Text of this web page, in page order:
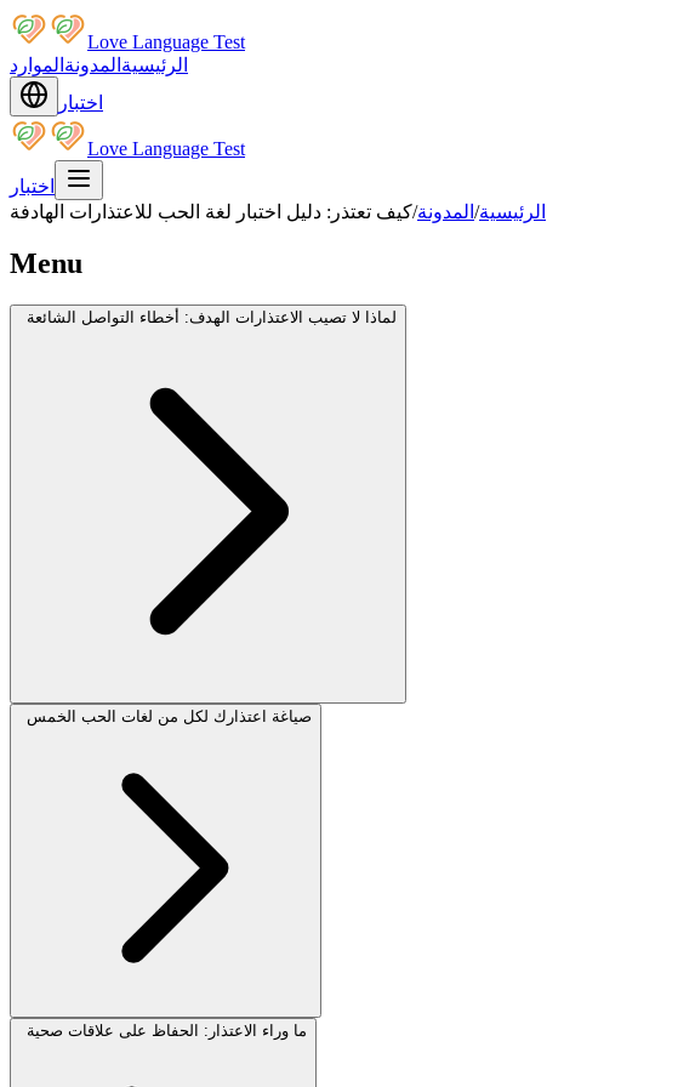
Love Language Test
الرئيسية المدونة الموارد
اختبار
Love Language Test
اختبار
الرئيسية/ المدونة/كيف تعتذر: دليل اختبار لغة الحب للاعتذارات الهادفة
Menu
لماذا لا تصيب الاعتذارات الهدف: أخطاء التواصل الشائعة
صياغة اعتذارك لكل من لغات الحب الخمس
ما وراء الاعتذار: الحفاظ على علاقات صحية